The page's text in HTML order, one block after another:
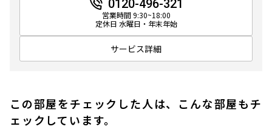
0120-496-321
営業時間 9:30~18:00
定休日 水曜日・年末年始
サービス詳細
この部屋をチェックした人は、こんな部屋もチ
ェックしています。